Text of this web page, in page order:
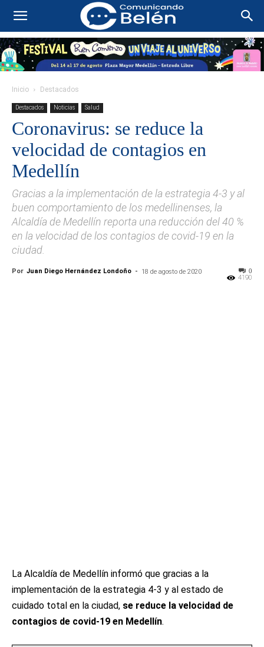
Inicio Destacados
Destacados Noticias Salud
Coronavirus: se reduce la
velocidad de contagios en
Medellín
Gracias a la implementación de la estrategia 4-3 y al
buen comportamiento de los medellinenses, la
Alcaldía de Medellín reporta una reducción del 40 %
en la velocidad de los contagios de covid-19 en la
ciudad.
Por Juan Diego Hernández Londoño - 18 de agosto de 2020 0
4190
La Alcaldía de Medellín informó que gracias a la
implementación de la estrategia 4-3 y al estado de
cuidado total en la ciudad, se reduce la velocidad de
contagios de covid-19 en Medellín.